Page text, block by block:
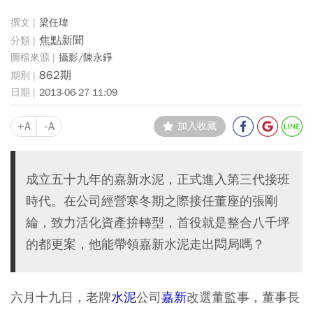
梁任瑋
焦點新聞
攝影/陳永錚
862期
2013-06-27 11:09
+A -A 加入收藏
成立五十九年的嘉新水泥，正式進入第三代接班
時代。在公司經營寒冬期之際接任董座的張剛
綸，致力活化資產拚轉型，首役就是整合八千坪
的都更案，他能帶領嘉新水泥走出悶局嗎？
六月十九日，老牌水泥公司嘉新改選董監事，董事長